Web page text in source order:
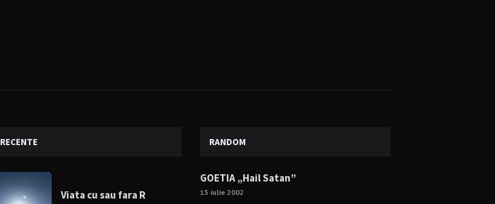
RECENTE
Viata cu sau fara R
RANDOM
GOETIA „Hail Satan”
15 iulie 2002